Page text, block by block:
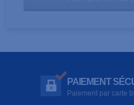
PAIEMENT
Paiement par carte